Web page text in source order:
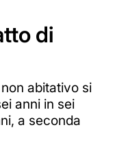
di
abitativo si
anni in sei
a seconda